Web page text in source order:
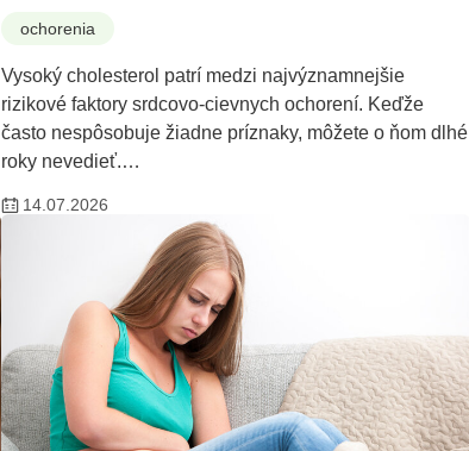
ochorenia
Vysoký cholesterol patrí medzi najvýznamnejšie
rizikové faktory srdcovo-cievnych ochorení. Keďže
často nespôsobuje žiadne príznaky, môžete o ňom dlhé
roky nevedieť.…
14.07.2026